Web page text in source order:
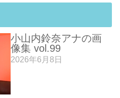
小山内鈴奈アナの画
像集 vol.99
2026年6月8日